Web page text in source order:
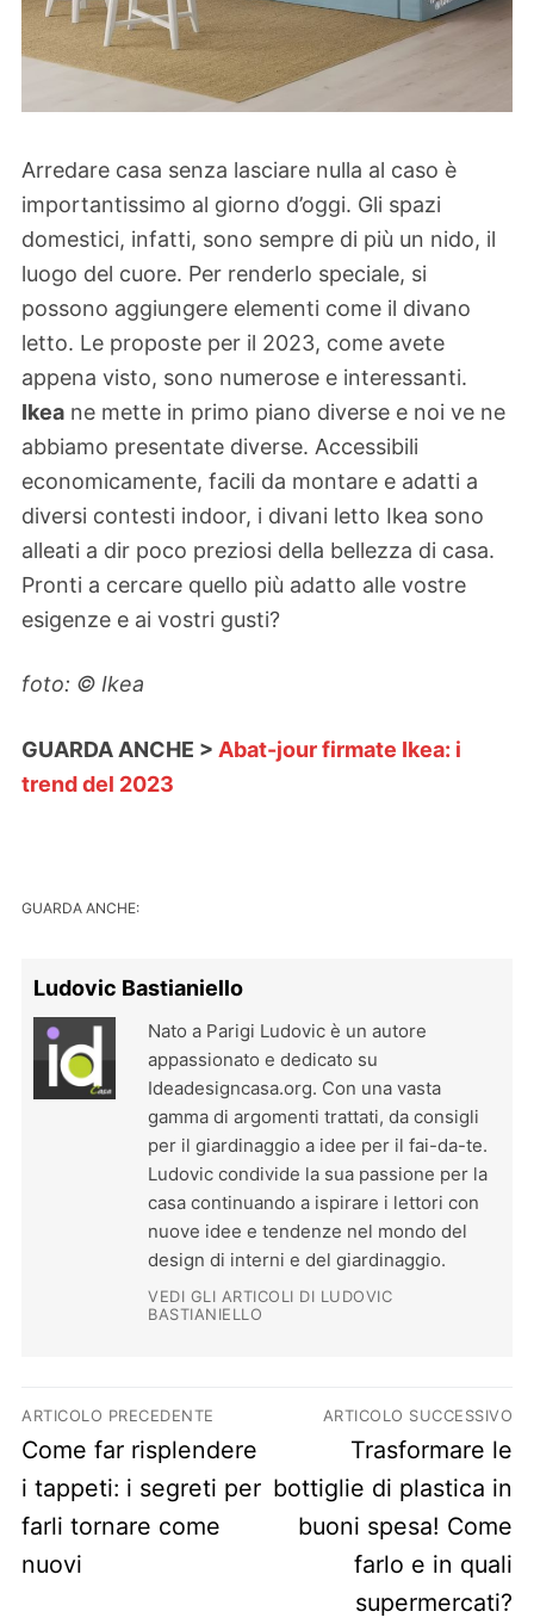
Arredare casa senza lasciare nulla al caso è
importantissimo al giorno d’oggi. Gli spazi
domestici, infatti, sono sempre di più un nido, il
luogo del cuore. Per renderlo speciale, si
possono aggiungere elementi come il divano
letto. Le proposte per il 2023, come avete
appena visto, sono numerose e interessanti.
Ikea ne mette in primo piano diverse e noi ve ne
abbiamo presentate diverse. Accessibili
economicamente, facili da montare e adatti a
diversi contesti indoor, i divani letto Ikea sono
alleati a dir poco preziosi della bellezza di casa.
Pronti a cercare quello più adatto alle vostre
esigenze e ai vostri gusti?
foto: © Ikea
GUARDA ANCHE > Abat-jour firmate Ikea: i
trend del 2023
GUARDA ANCHE:
Ludovic Bastianiello
Nato a Parigi Ludovic è un autore
appassionato e dedicato su
Ideadesigncasa.org. Con una vasta
gamma di argomenti trattati, da consigli
per il giardinaggio a idee per il fai-da-te.
Ludovic condivide la sua passione per la
casa continuando a ispirare i lettori con
nuove idee e tendenze nel mondo del
design di interni e del giardinaggio.
VEDI GLI ARTICOLI DI LUDOVIC
BASTIANIELLO
Navigazione articoli
ARTICOLO PRECEDENTE
Previous post:
Come far risplendere
i tappeti: i segreti per
farli tornare come
nuovi
ARTICOLO SUCCESSIVO
Next post:
Trasformare le
bottiglie di plastica in
buoni spesa! Come
farlo e in quali
supermercati?